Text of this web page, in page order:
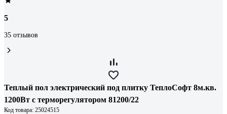
5
35 отзывов
Теплый пол электрический под плитку ТеплоСофт 8м.кв.
1200Вт с терморегулятором 81200/22
Код товара: 25024515